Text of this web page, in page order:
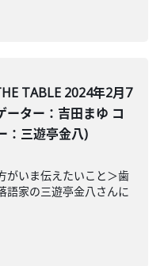
TABLE 2024年2月7
ーター：吉田まゆ コ
：三遊亭金八)
がいま伝えたいこと＞歯
語家の三遊亭金八さんに